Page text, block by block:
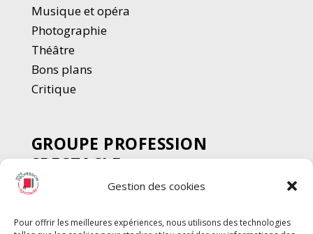
Gestion des cookies
Pour offrir les meilleures expériences, nous utilisons des technologies
Musique et opéra
Photographie
Théâtre
Bons plans
Critique
GROUPE PROFESSION
SPECTACLE
Chèque Intermittents
Chèque Compta